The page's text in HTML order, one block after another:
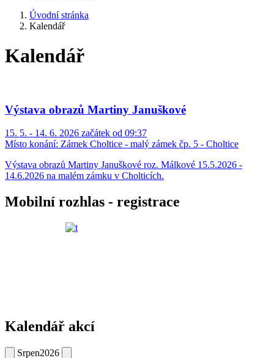
Úvodní stránka
Kalendář
Kalendář
Výstava obrazů Martiny Januškové
15. 5. - 14. 6. 2026 začátek od 09:37
Místo konání: Zámek Choltice - malý zámek čp. 5 - Choltice
Výstava obrazů Martiny Januškové roz. Málkové 15.5.2026 -
14.6.2026 na malém zámku v Cholticích.
Mobilní rozhlas - registrace
Kalendář akcí
Srpen2026